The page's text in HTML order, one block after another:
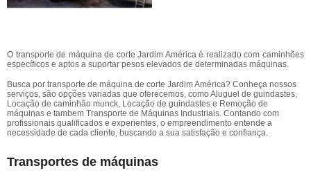
O transporte de máquina de corte Jardim América é realizado com caminhões
específicos e aptos a suportar pesos elevados de determinadas máquinas.
Busca por transporte de máquina de corte Jardim América? Conheça nossos
serviços, são opções variadas que oferecemos, como Aluguel de guindastes,
Locação de caminhão munck, Locação de guindastes e Remoção de
máquinas e tambem Transporte de Máquinas Industriais. Contando com
profissionais qualificados e experientes, o empreendimento entende a
necessidade de cada cliente, buscando a sua satisfação e confiança.
Transportes de máquinas